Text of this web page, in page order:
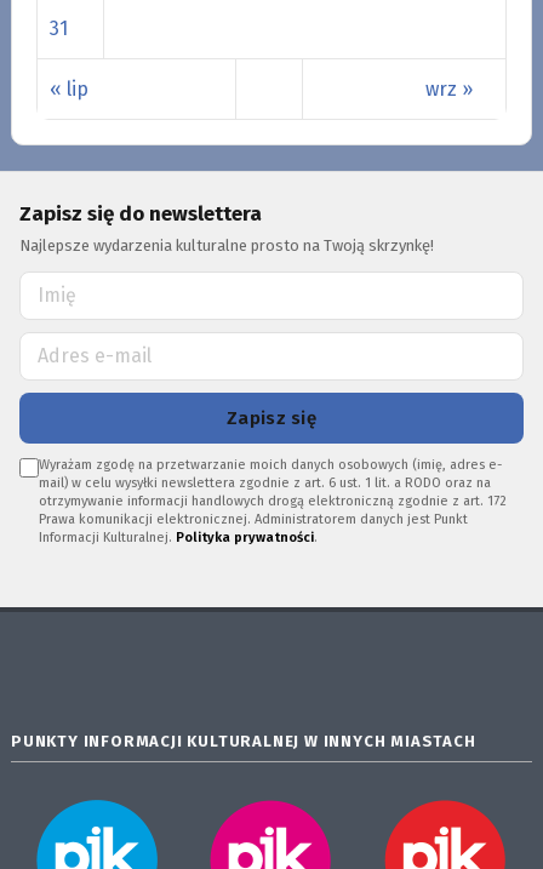
« lip wrz »
31
Zapisz się do newslettera
Najlepsze wydarzenia kulturalne prosto na Twoją skrzynkę!
Zapisz się
Wyrażam zgodę na przetwarzanie moich danych osobowych (imię, adres e-
mail) w celu wysyłki newslettera zgodnie z art. 6 ust. 1 lit. a RODO oraz na
otrzymywanie informacji handlowych drogą elektroniczną zgodnie z art. 172
Prawa komunikacji elektronicznej. Administratorem danych jest Punkt
Informacji Kulturalnej. Polityka prywatności.
PUNKTY INFORMACJI KULTURALNEJ W INNYCH MIASTACH